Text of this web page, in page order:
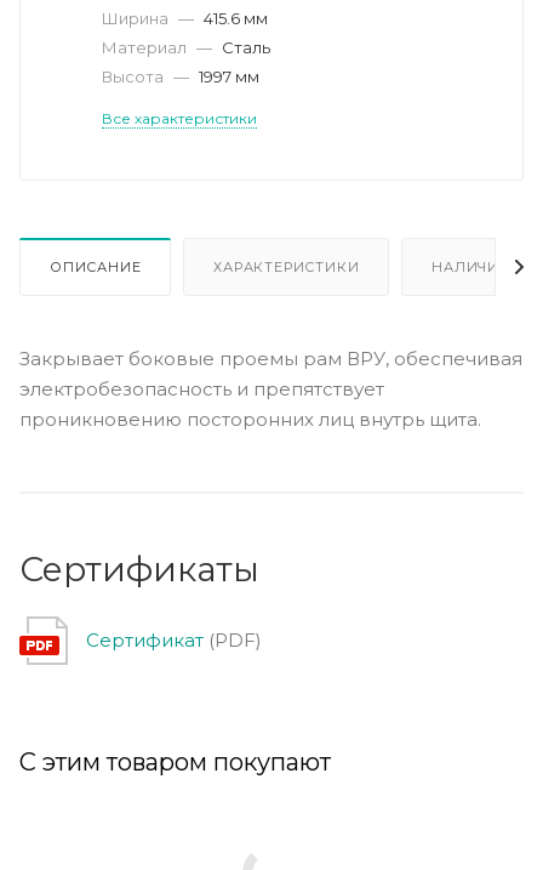
Ширина — 415.6 мм
Материал — Сталь
Высота — 1997 мм
Все характеристики
ОПИСАНИЕ ХАРАКТЕРИСТИКИ НАЛИЧИЕ
Закрывает боковые проемы рам ВРУ, обеспечивая
электробезопасность и препятствует
проникновению посторонних лиц внутрь щита.
Сертификаты
Сертификат (PDF)
С этим товаром покупают